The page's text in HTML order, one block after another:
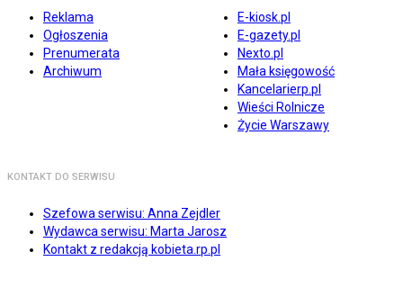
Reklama
Ogłoszenia
Prenumerata
Archiwum
E-kiosk.pl
E-gazety.pl
Nexto.pl
Mała księgowość
Kancelarierp.pl
Wieści Rolnicze
Życie Warszawy
KONTAKT DO SERWISU
Szefowa serwisu: Anna Zejdler
Wydawca serwisu: Marta Jarosz
Kontakt z redakcją kobieta.rp.pl